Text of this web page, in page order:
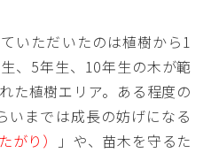
いただいたのは植樹から1
、5年生、10年生の木が範
た植樹エリア。ある程度の
いまでは成長の妨げになる
がり）
」や、苗木を守るた